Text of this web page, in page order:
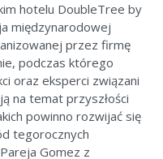
hotelu DoubleTree by
międzynarodowej
przez firmę
podczas którego
oraz eksperci związani
na temat przyszłości
powinno rozwijać się
tegorocznych
Gomez z